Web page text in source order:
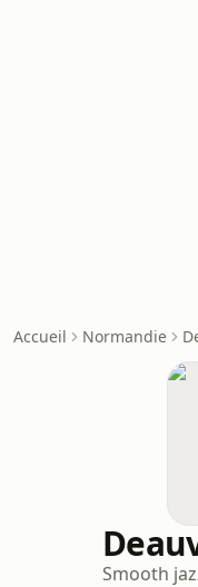
Accueil Normandie
Smooth